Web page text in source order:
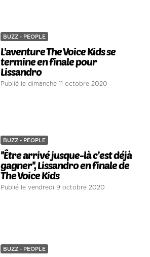
BUZZ - PEOPLE
L'aventure The Voice Kids se
termine en finale pour
Lissandro
Publié le dimanche 11 octobre 2020
BUZZ - PEOPLE
''Être arrivé jusque-là c’est déjà
gagner'', Lissandro en finale de
The Voice Kids
Publié le vendredi 9 octobre 2020
BUZZ - PEOPLE